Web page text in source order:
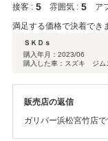
接客 : 5 雰囲気 : 5 ア
満足する価格で決着でき
ＳＫＤｓ
購入年月： 2023/06
購入した車：スズキ ジ
販売店の返信
ガリバー浜松宮竹店